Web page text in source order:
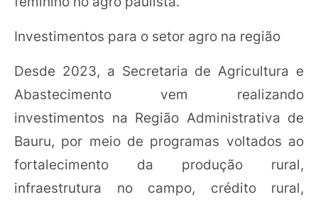
Investimentos para o setor agro na região
Desde 2023, a Secretaria de Agricultura e
Abastecimento vem realizando
investimentos na Região Administrativa de
Bauru, por meio de programas voltados ao
fortalecimento da produção rural,
infraestrutura no campo, crédito rural,